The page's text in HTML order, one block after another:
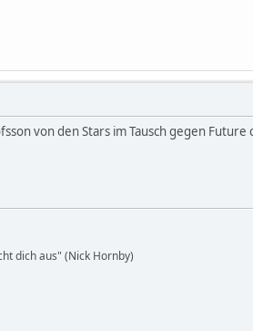
von den Stars im Tausch gegen Future
dich aus" (Nick Hornby)